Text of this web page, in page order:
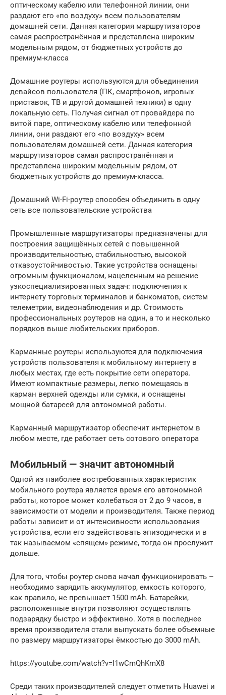
оптическому кабелю или телефонной линии, они
раздают его «по воздуху» всем пользователям
домашней сети. Данная категория маршрутизаторов
самая распространённая и представлена широким
модельным рядом, от бюджетных устройств до
премиум-класса
Домашние роутеры используются для объединения
девайсов пользователя (ПК, смартфонов, игровых
приставок, ТВ и другой домашней техники) в одну
локальную сеть. Получая сигнал от провайдера по
витой паре, оптическому кабелю или телефонной
линии, они раздают его «по воздуху» всем
пользователям домашней сети. Данная категория
маршрутизаторов самая распространённая и
представлена широким модельным рядом, от
бюджетных устройств до премиум-класса.
Домашний Wi-Fi-роутер способен объединить в одну
сеть все пользовательские устройства
Промышленные маршрутизаторы предназначены для
построения защищённых сетей с повышенной
производительностью, стабильностью, высокой
отказоустойчивостью. Такие устройства оснащены
огромным функционалом, нацеленным на решение
узкоспециализированных задач: подключения к
интернету торговых терминалов и банкоматов, систем
телеметрии, видеонаблюдения и др. Стоимость
профессиональных роутеров на один, а то и несколько
порядков выше любительских приборов.
Карманные роутеры используются для подключения
устройств пользователя к мобильному интернету в
любых местах, где есть покрытие сети оператора.
Имеют компактные размеры, легко помещаясь в
карман верхней одежды или сумки, и оснащены
мощной батареей для автономной работы.
Карманный маршрутизатор обеспечит интернетом в
любом месте, где работает сеть сотового оператора
Мобильный — значит автономный
Одной из наиболее востребованных характеристик
мобильного роутера является время его автономной
работы, которое может колебаться от 2 до 9 часов, в
зависимости от модели и производителя. Также период
работы зависит и от интенсивности использования
устройства, если его задействовать эпизодически и в
так называемом «спящем» режиме, тогда он прослужит
дольше.
Для того, чтобы роутер снова начал функционировать –
необходимо зарядить аккумулятор, емкость которого,
как правило, не превышает 1500 mAh. Батарейки,
расположенные внутри позволяют осуществлять
подзарядку быстро и эффективно. Хотя в последнее
время производителя стали выпускать более объемные
по размеру маршрутизаторы ёмкостью до 3000 mAh.
https://youtube.com/watch?v=I1wCmQhKmX8
Среди таких производителей следует отметить Huawei и